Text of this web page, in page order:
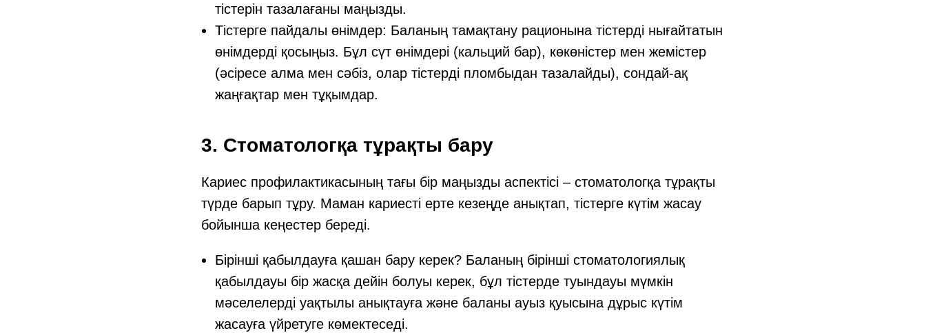
тістерін тазалағаны маңызды.
Тістерге пайдалы өнімдер: Баланың тамақтану рационына тістерді нығайтатын
өнімдерді қосыңыз. Бұл сүт өнімдері (кальций бар), көкөністер мен жемістер
(әсіресе алма мен сәбіз, олар тістерді пломбыдан тазалайды), сондай-ақ
жаңғақтар мен тұқымдар.
3. Стоматологқа тұрақты бару
Кариес профилактикасының тағы бір маңызды аспектісі – стоматологқа тұрақты
түрде барып тұру. Маман кариесті ерте кезеңде анықтап, тістерге күтім жасау
бойынша кеңестер береді.
Бірінші қабылдауға қашан бару керек? Баланың бірінші стоматологиялық
қабылдауы бір жасқа дейін болуы керек, бұл тістерде туындауы мүмкін
мәселелерді уақтылы анықтауға және баланы ауыз қуысына дұрыс күтім
жасауға үйретуге көмектеседі.